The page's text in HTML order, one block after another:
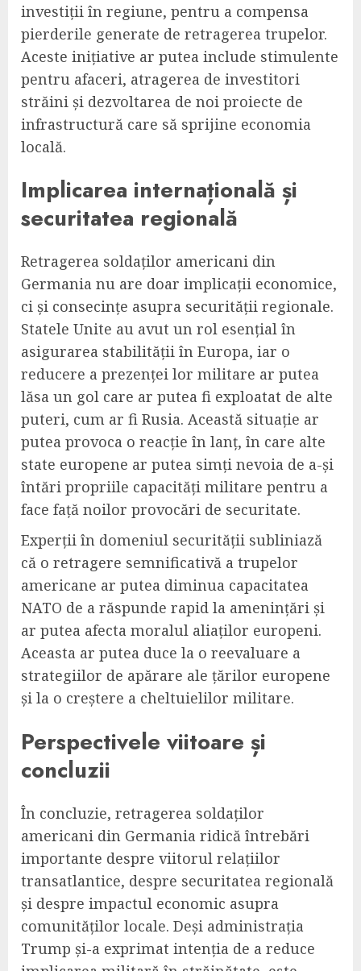
investiții în regiune, pentru a compensa
pierderile generate de retragerea trupelor.
Aceste inițiative ar putea include stimulente
pentru afaceri, atragerea de investitori
străini și dezvoltarea de noi proiecte de
infrastructură care să sprijine economia
locală.
Implicarea internațională și
securitatea regională
Retragerea soldaților americani din
Germania nu are doar implicații economice,
ci și consecințe asupra securității regionale.
Statele Unite au avut un rol esențial în
asigurarea stabilității în Europa, iar o
reducere a prezenței lor militare ar putea
lăsa un gol care ar putea fi exploatat de alte
puteri, cum ar fi Rusia. Această situație ar
putea provoca o reacție în lanț, în care alte
state europene ar putea simți nevoia de a-și
întări propriile capacități militare pentru a
face față noilor provocări de securitate.
Experții în domeniul securității subliniază
că o retragere semnificativă a trupelor
americane ar putea diminua capacitatea
NATO de a răspunde rapid la amenințări și
ar putea afecta moralul aliaților europeni.
Aceasta ar putea duce la o reevaluare a
strategiilor de apărare ale țărilor europene
și la o creștere a cheltuielilor militare.
Perspectivele viitoare și
concluzii
În concluzie, retragerea soldaților
americani din Germania ridică întrebări
importante despre viitorul relațiilor
transatlantice, despre securitatea regională
și despre impactul economic asupra
comunităților locale. Deși administrația
Trump și-a exprimat intenția de a reduce